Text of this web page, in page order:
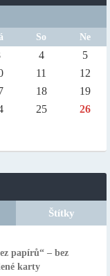
So Ne
4
5
11
12
18
19
25
26
Štítky
papírů“ – bez
karty